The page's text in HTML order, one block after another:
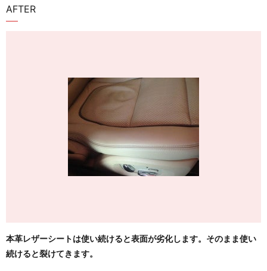
AFTER
本革レザーシートは使い続けると表面が劣化します。そのまま使い
続けると裂けてきます。